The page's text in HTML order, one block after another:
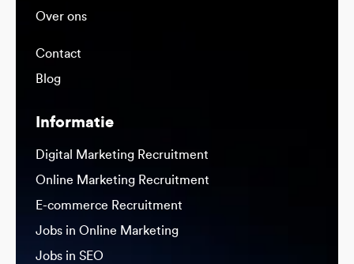
Over ons
Contact
Blog
Informatie
Digital Marketing Recruitment
Online Marketing Recruitment
E-commerce Recruitment
Jobs in Online Marketing
Jobs in SEO